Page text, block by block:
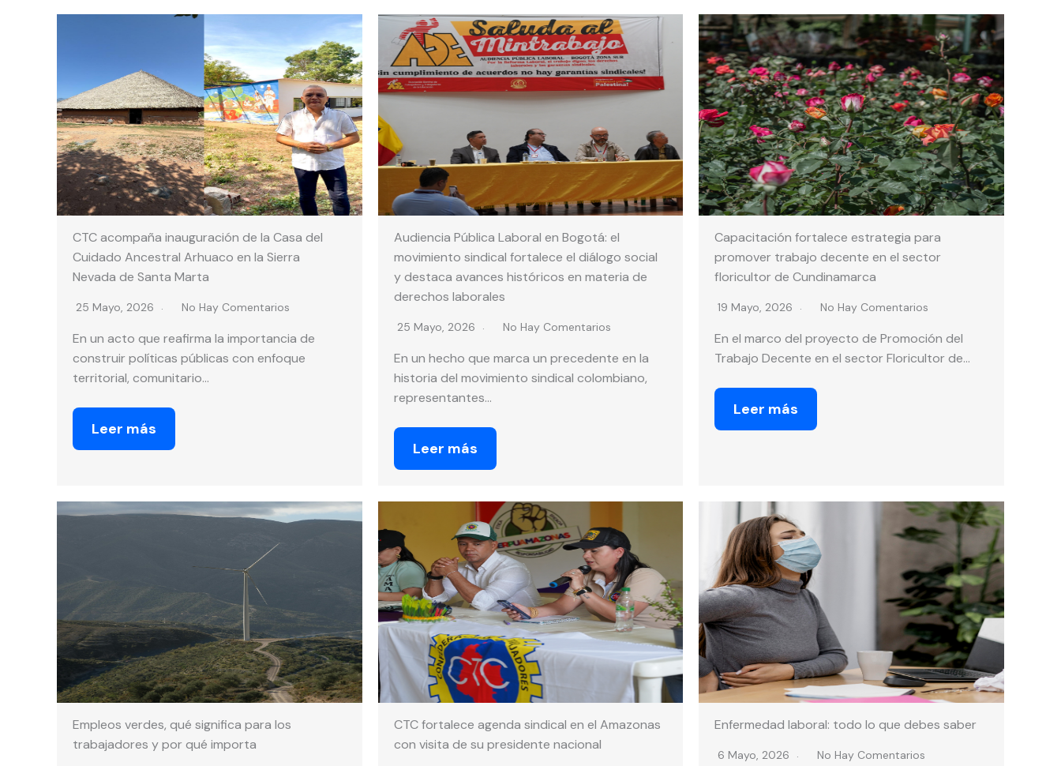
CTC acompaña inauguración de la Casa del
Cuidado Ancestral Arhuaco en la Sierra
Nevada de Santa Marta
25 Mayo, 2026 No Hay Comentarios
En un acto que reafirma la importancia de
construir políticas públicas con enfoque
territorial, comunitario…
Leer más
Audiencia Pública Laboral en Bogotá: el
movimiento sindical fortalece el diálogo social
y destaca avances históricos en materia de
derechos laborales
25 Mayo, 2026 No Hay Comentarios
En un hecho que marca un precedente en la
historia del movimiento sindical colombiano,
representantes…
Leer más
Capacitación fortalece estrategia para
promover trabajo decente en el sector
floricultor de Cundinamarca
19 Mayo, 2026 No Hay Comentarios
En el marco del proyecto de Promoción del
Trabajo Decente en el sector Floricultor de…
Leer más
Empleos verdes, qué significa para los
trabajadores y por qué importa
CTC fortalece agenda sindical en el Amazonas
con visita de su presidente nacional
Enfermedad laboral: todo lo que debes saber
6 Mayo, 2026 No Hay Comentarios